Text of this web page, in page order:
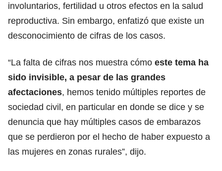
involuntarios, fertilidad u otros efectos en la salud
reproductiva. Sin embargo, enfatizó que existe un
desconocimiento de cifras de los casos.
“La falta de cifras nos muestra cómo este tema ha
sido invisible, a pesar de las grandes
afectaciones, hemos tenido múltiples reportes de
sociedad civil, en particular en donde se dice y se
denuncia que hay múltiples casos de embarazos
que se perdieron por el hecho de haber expuesto a
las mujeres en zonas rurales”, dijo.